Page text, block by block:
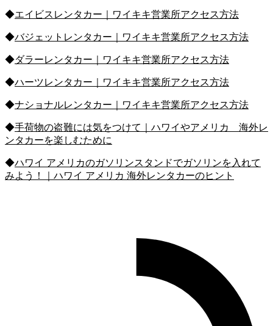
◆エイビスレンタカー｜ワイキキ営業所アクセス方法
◆バジェットレンタカー｜ワイキキ営業所アクセス方法
◆ダラーレンタカー｜ワイキキ営業所アクセス方法
◆ハーツレンタカー｜ワイキキ営業所アクセス方法
◆ナショナルレンタカー｜ワイキキ営業所アクセス方法
◆手荷物の盗難には気をつけて｜ハワイやアメリカ 海外レ
ンタカーを楽しむために
◆ハワイ アメリカのガソリンスタンドでガソリンを入れて
みよう！｜ハワイ アメリカ 海外レンタカーのヒント